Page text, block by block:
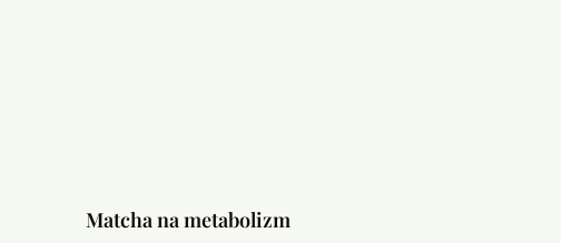
Matcha na metabolizm